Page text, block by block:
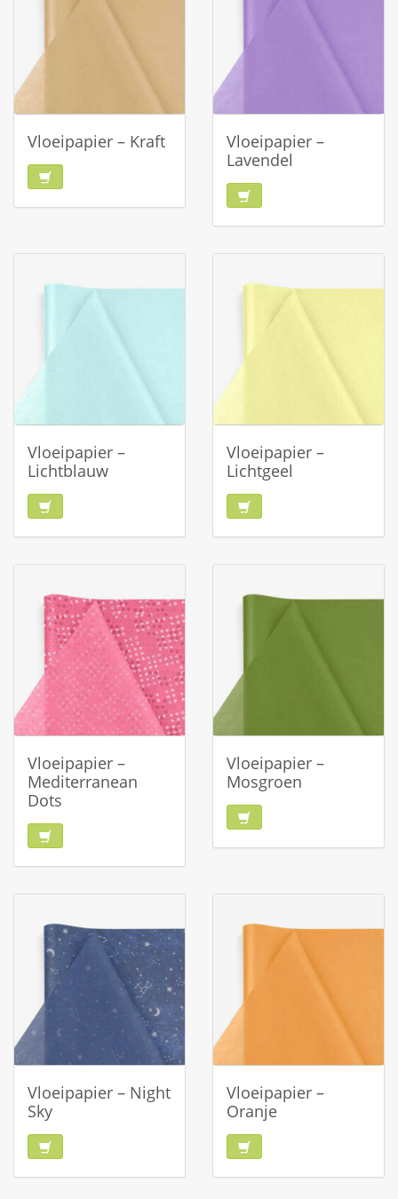
Vloeipapier – Kraft
Vloeipapier –
Lavendel
Vloeipapier –
Lichtblauw
Vloeipapier –
Lichtgeel
Vloeipapier –
Mediterranean
Dots
Vloeipapier –
Mosgroen
Vloeipapier – Night
Sky
Vloeipapier –
Oranje